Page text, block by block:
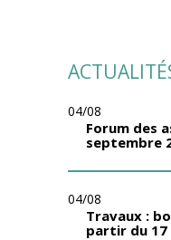
04/08
Forum des
septembre
04/08
Travaux :
partir du 17